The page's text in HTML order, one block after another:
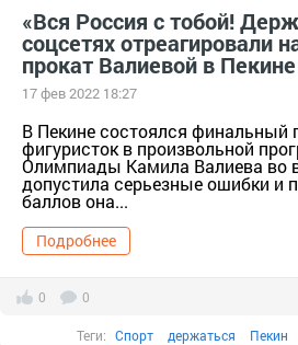
«Вся Россия с тобой!
соцсетях отреагировали
прокат Валиевой в Пекине
17 фев 2022 18:27
В Пекине состоялся финальный
фигуристок в произвольной
Олимпиады Камила Валиева во
допустила серьезные ошибки и
баллов она...
Подробнее
0 0
Теги: Спорт держаться Пекин